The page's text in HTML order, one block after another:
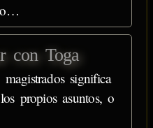
con Toga
significa
propios asuntos, o